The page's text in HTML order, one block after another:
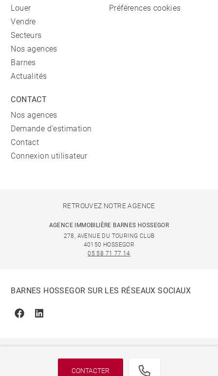
CONTACTER
Louer
Vendre
Secteurs
Nos agences
Barnes
Actualités
Préférences cookies
CONTACT
Nos agences
Demande d'estimation
Contact
Connexion utilisateur
RETROUVEZ NOTRE AGENCE
AGENCE IMMOBILIÈRE BARNES HOSSEGOR
278, AVENUE DU TOURING CLUB
40150 HOSSEGOR
05 58 71 77 14
BARNES HOSSEGOR SUR LES RÉSEAUX SOCIAUX
FacebookLinkedin
© 2026 BARNES, INTERNATIONAL REALTY - BARNES